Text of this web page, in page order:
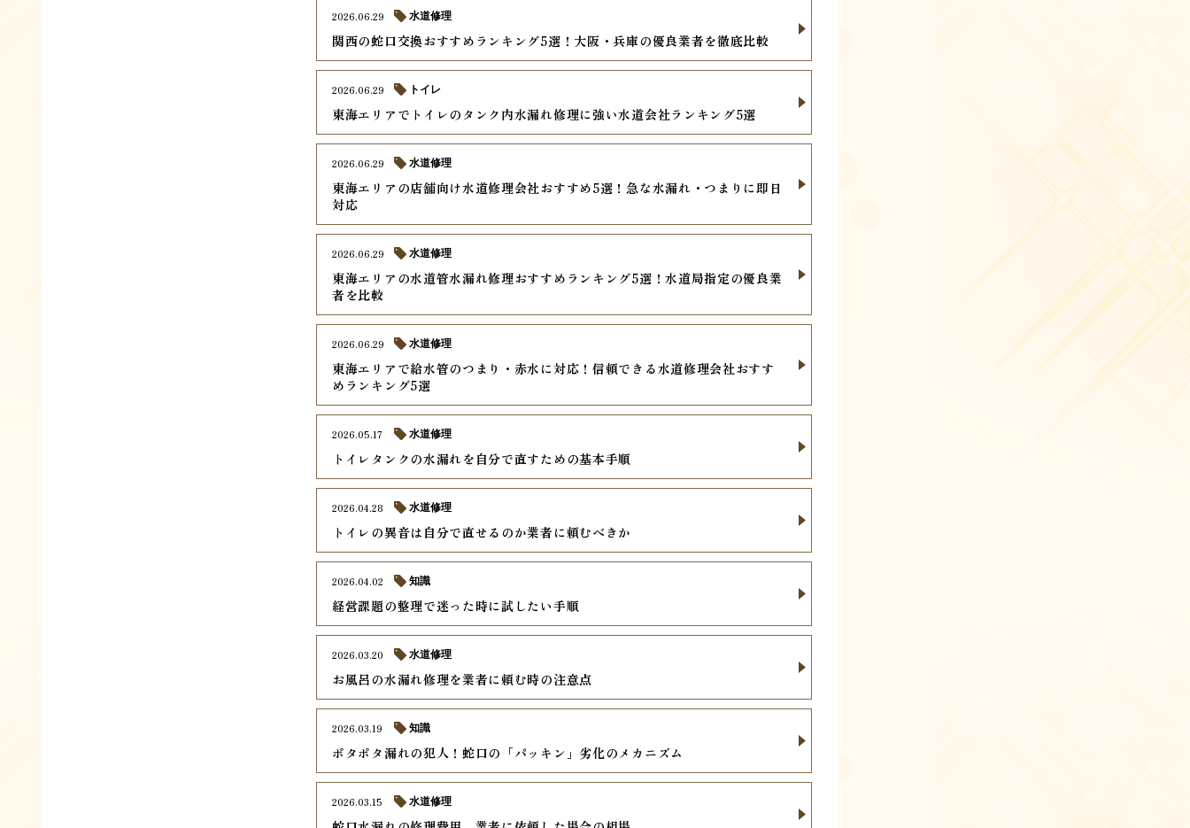
関西の蛇口交換おすすめランキング5選！大阪・兵庫の優良業者を徹底比較
2026.06.29 水道修理
東海エリアでトイレのタンク内水漏れ修理に強い水道会社ランキング5選
2026.06.29 トイレ
東海エリアの店舗向け水道修理会社おすすめ5選！急な水漏れ・つまりに即日
対応
2026.06.29 水道修理
東海エリアの水道管水漏れ修理おすすめランキング5選！水道局指定の優良業
者を比較
2026.06.29 水道修理
東海エリアで給水管のつまり・赤水に対応！信頼できる水道修理会社おすす
めランキング5選
2026.06.29 水道修理
トイレタンクの水漏れを自分で直すための基本手順
2026.05.17 水道修理
トイレの異音は自分で直せるのか業者に頼むべきか
2026.04.28 水道修理
経営課題の整理で迷った時に試したい手順
2026.04.02 知識
お風呂の水漏れ修理を業者に頼む時の注意点
2026.03.20 水道修理
ポタポタ漏れの犯人！蛇口の「パッキン」劣化のメカニズム
2026.03.19 知識
2026.03.15 水道修理